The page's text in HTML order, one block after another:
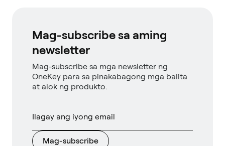
Mag-subscribe sa aming
newsletter
Mag-subscribe sa mga newsletter ng
OneKey para sa pinakabagong mga balita
at alok ng produkto.
Mag-subscribe